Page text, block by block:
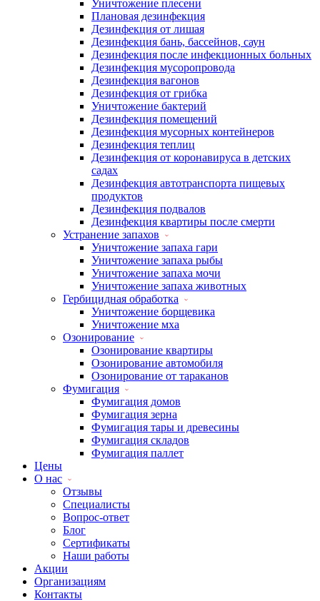
Уничтожение плесени
Плановая дезинфекция
Дезинфекция от лишая
Дезинфекция бань, бассейнов, саун
Дезинфекция после инфекционных больных
Дезинфекция мусоропровода
Дезинфекция вагонов
Дезинфекция от грибка
Уничтожение бактерий
Дезинфекция помещений
Дезинфекция мусорных контейнеров
Дезинфекция теплиц
Дезинфекция от коронавируса в детских
садах
Дезинфекция автотранспорта пищевых
продуктов
Дезинфекция подвалов
Дезинфекция квартиры после смерти
Устранение запахов
Уничтожение запаха гари
Уничтожение запаха рыбы
Уничтожение запаха мочи
Уничтожение запаха животных
Гербицидная обработка
Уничтожение борщевика
Уничтожение мха
Озонирование
Озонирование квартиры
Озонирование автомобиля
Озонирование от тараканов
Фумигация
Фумигация домов
Фумигация зерна
Фумигация тары и древесины
Фумигация складов
Фумигация паллет
Цены
О нас
Отзывы
Специалисты
Вопрос-ответ
Блог
Сертификаты
Наши работы
Акции
Организациям
Контакты